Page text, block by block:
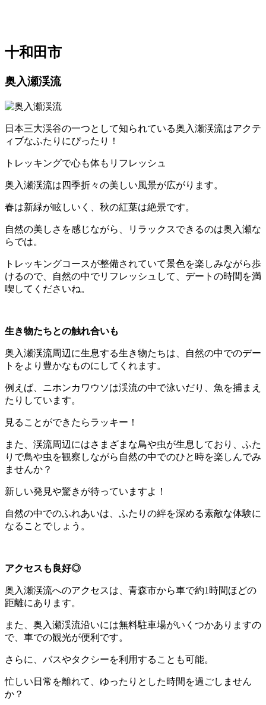
十和田市
奥入瀬渓流
日本三大渓谷の一つとして知られている奥入瀬渓流はアクテ
ィブなふたりにぴったり！
トレッキングで心も体もリフレッシュ
奥入瀬渓流は四季折々の美しい風景が広がります。
春は新緑が眩しいく、秋の紅葉は絶景です。
自然の美しさを感じながら、リラックスできるのは奥入瀬な
らでは。
トレッキングコースが整備されていて景色を楽しみながら歩
けるので、自然の中でリフレッシュして、デートの時間を満
喫してくださいね。
生き物たちとの触れ合いも
奥入瀬渓流周辺に生息する生き物たちは、自然の中でのデー
トをより豊かなものにしてくれます。
例えば、ニホンカワウソは渓流の中で泳いだり、魚を捕まえ
たりしています。
見ることができたらラッキー！
また、渓流周辺にはさまざまな鳥や虫が生息しており、ふた
りで鳥や虫を観察しながら自然の中でのひと時を楽しんでみ
ませんか？
新しい発見や驚きが待っていますよ！
自然の中でのふれあいは、ふたりの絆を深める素敵な体験に
なることでしょう。
アクセスも良好◎
奥入瀬渓流へのアクセスは、青森市から車で約1時間ほどの
距離にあります。
また、奥入瀬渓流沿いには無料駐車場がいくつかありますの
で、車での観光が便利です。
さらに、バスやタクシーを利用することも可能。
忙しい日常を離れて、ゆったりとした時間を過ごしません
か？